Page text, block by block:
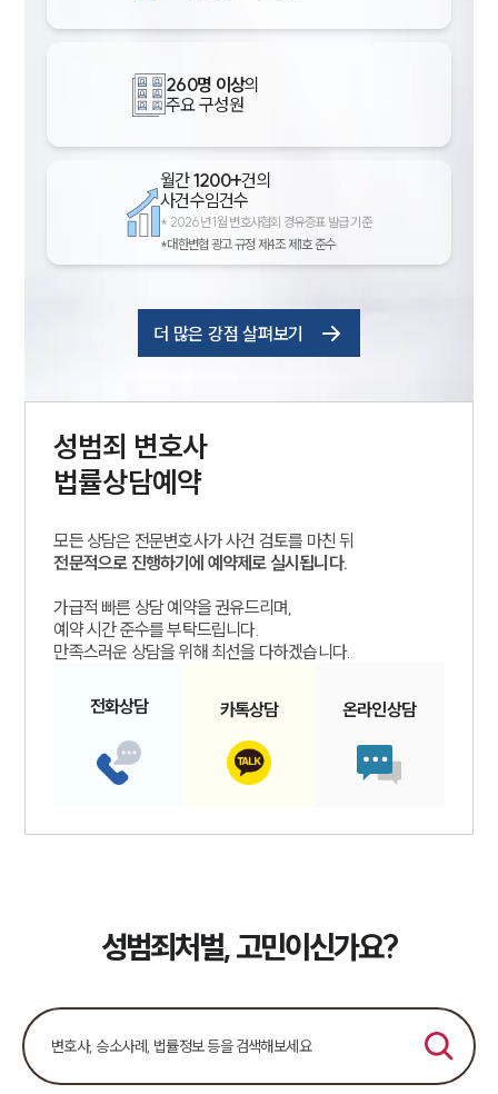
260명 이상의
주요 구성원
월간1200+건의
사건수임건수
* 2026년 1월 변호사협회 경유증표 발급 기준
*대한변협 광고 규정 제4조 제1호 준수
더 많은 강점 살펴보기
성범죄 변호사
법률상담예약
모든 상담은 전문변호사가 사건 검토를 마친 뒤
전문적으로 진행하기에 예약제로 실시됩니다.
가급적 빠른 상담 예약을 권유드리며,
예약 시간 준수를 부탁드립니다.
만족스러운 상담을 위해 최선을 다하겠습니다.
전화상담 카톡상담 온라인상담
성범죄처벌, 고민이신가요?